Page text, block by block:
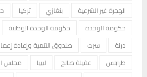
الهجرة غير الشرعية
بنغازي تركيا
حكومة الوحدة
حكومة الوحدة الوطنية
درنة
سرت صندوق التنمية وإعادة إعمار
طرابلس
عقيلة صالح ليبيا
مجلس